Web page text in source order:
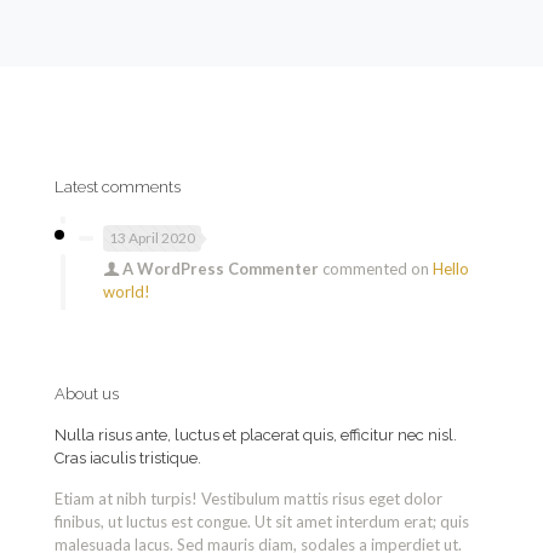
Latest comments
13 April 2020
A WordPress Commenter commented on Hello
world!
About us
Nulla risus ante, luctus et placerat quis, efficitur nec nisl.
Cras iaculis tristique.
Etiam at nibh turpis! Vestibulum mattis risus eget dolor
finibus, ut luctus est congue. Ut sit amet interdum erat; quis
malesuada lacus. Sed mauris diam, sodales a imperdiet ut.